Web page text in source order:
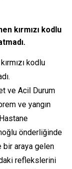
kırmızı kodlu
kodlu
ve Acil Durum
ve yangın
önderliğinde
bir araya gelen
reflekslerini